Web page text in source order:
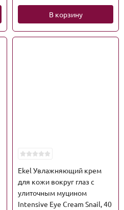
В корзину
Ekel Увлажняющий крем
для кожи вокруг глаз с
улиточным муцином
Intensive Eye Cream Snail, 40